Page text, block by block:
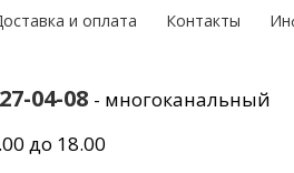
и оплата Контакты
04-08 - многоканальный
до 18.00